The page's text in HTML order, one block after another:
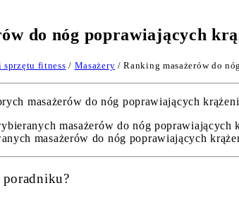
do nóg poprawiających
sprzętu fitness / Masażery / Ranking masażerów do
masażerów do nóg poprawiających
masażerów do nóg poprawiających
masażerów do nóg poprawiających